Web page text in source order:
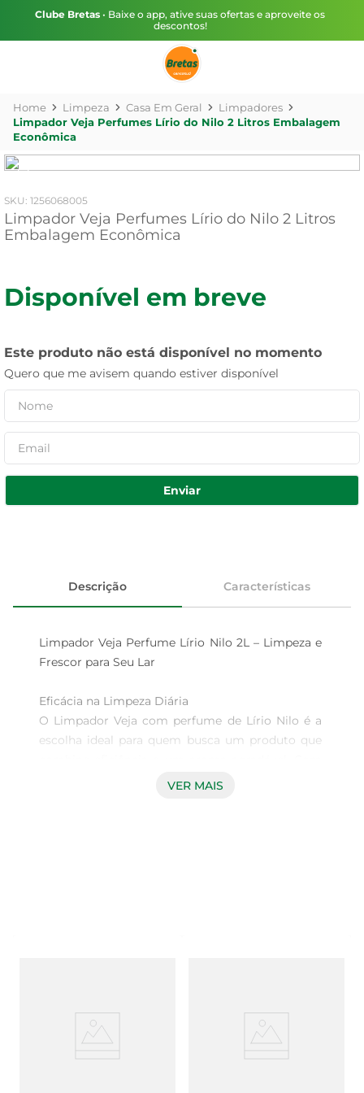
Clube Bretas • Baixe o app, ative suas ofertas e aproveite os
descontos!
Limpeza Casa Em Geral
Limpadores
Limpador Veja Perfumes Lírio do Nilo 2 Litros Embalagem
Econômica
: 1256068005
Limpador Veja Perfumes Lírio do Nilo 2 Litros
Embalagem Econômica
Disponível em breve
Este produto não está disponível no momento
Quero que me avisem quando estiver disponível
Enviar
Descrição Características
Limpador Veja Perfume Lírio Nilo 2L – Limpeza e
Frescor para Seu Lar
Eficácia na Limpeza Diária
O Limpador Veja com perfume de Lírio Nilo é a
escolha ideal para quem busca um produto que
sua fórmula especialmente desenvolvida, ele
ambiente, tornando a experiência de limpeza
mais agradável. O aroma suave e floral é perfeito
VER MAIS